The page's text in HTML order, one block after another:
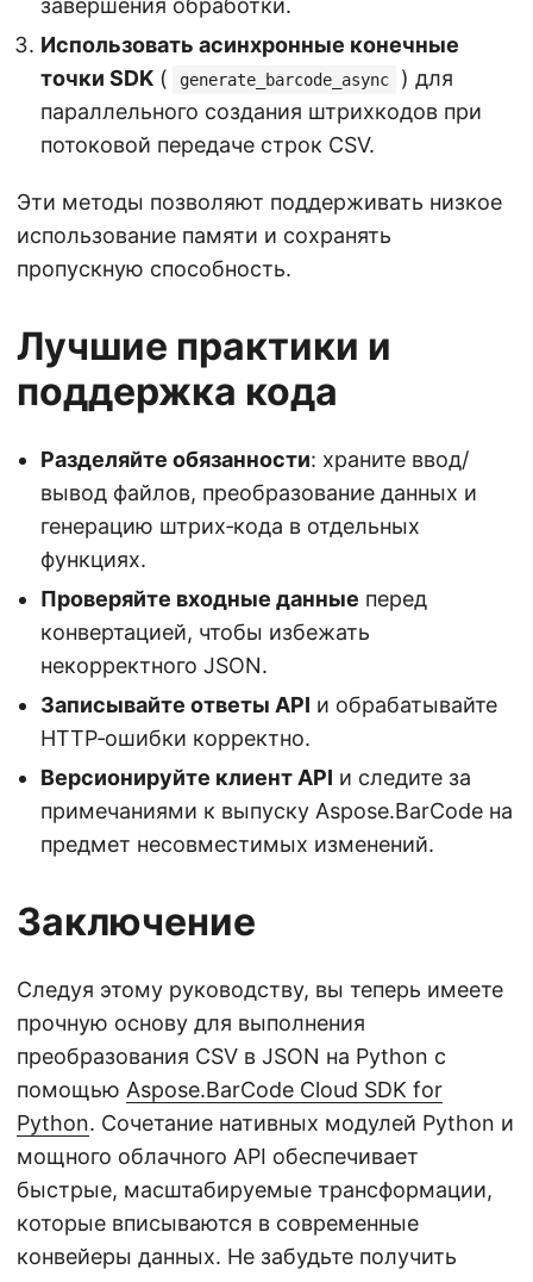
завершения обработки.
Использовать асинхронные конечные
точки SDK ( generate_barcode_async
) для
параллельного создания штрихкодов при
потоковой передаче строк CSV.
Эти методы позволяют поддерживать низкое
использование памяти и сохранять
пропускную способность.
Лучшие практики и
поддержка кода
Разделяйте обязанности: храните ввод/
вывод файлов, преобразование данных и
генерацию штрих‑кода в отдельных
функциях.
Проверяйте входные данные перед
конвертацией, чтобы избежать
некорректного JSON.
Записывайте ответы API и обрабатывайте
HTTP‑ошибки корректно.
Версионируйте клиент API и следите за
примечаниями к выпуску Aspose.BarCode на
предмет несовместимых изменений.
Заключение
Следуя этому руководству, вы теперь имеете
прочную основу для выполнения
преобразования CSV в JSON на Python с
помощью Aspose.BarCode Cloud SDK for
Python. Сочетание нативных модулей Python и
мощного облачного API обеспечивает
быстрые, масштабируемые трансформации,
которые вписываются в современные
конвейеры данных. Не забудьте получить